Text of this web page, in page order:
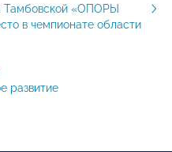
Тамбовской «ОПОРЫ
в чемпионате области
развитие